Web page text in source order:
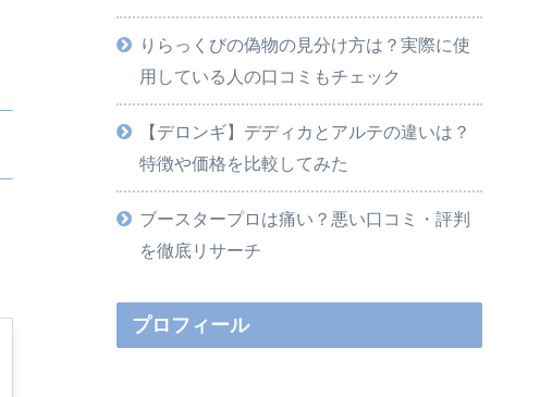
りらっくびの偽物の見分け方は？実際に使
用している人の口コミもチェック
【デロンギ】デディカとアルテの違いは？
特徴や価格を比較してみた
ブースタープロは痛い？悪い口コミ・評判
を徹底リサーチ
プロフィール